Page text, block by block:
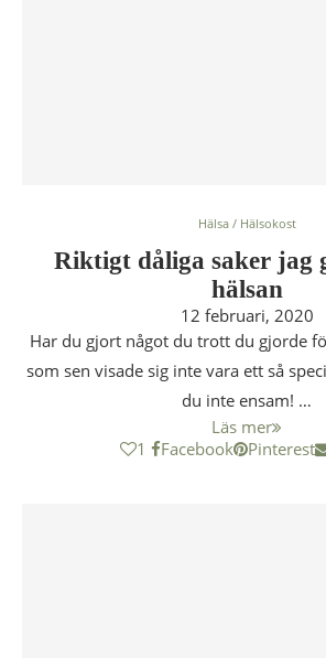
Hälsa / Hälsokost
Riktigt dåliga saker jag
hälsan
12 februari, 2020
Har du gjort något du trott du gjorde
som sen visade sig inte vara ett så
du inte ensam! …
Läs mer
1
Facebook Pinterest